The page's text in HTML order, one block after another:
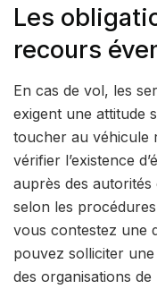
Les
recours
En cas de vol, les
exigent une attitude
toucher au véhicule
vérifier l’existence
auprès des autorités
selon les
vous contestez une
pouvez solliciter
des organisations